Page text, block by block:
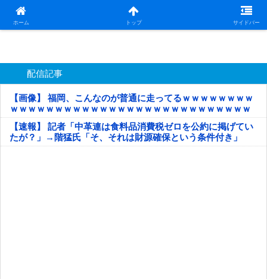
ホーム トップ サイドバー
日本第一！ニュース録
配信記事
【画像】 福岡、こんなのが普通に走ってるｗｗｗｗｗｗｗｗ
ｗｗｗｗｗｗｗｗｗｗｗｗｗｗｗｗｗｗｗｗｗｗｗｗｗｗｗ
ｗｗｗｗｗ
【速報】 記者「中革連は食料品消費税ゼロを公約に掲げてい
たが？」→階猛氏「そ、それは財源確保という条件付き」